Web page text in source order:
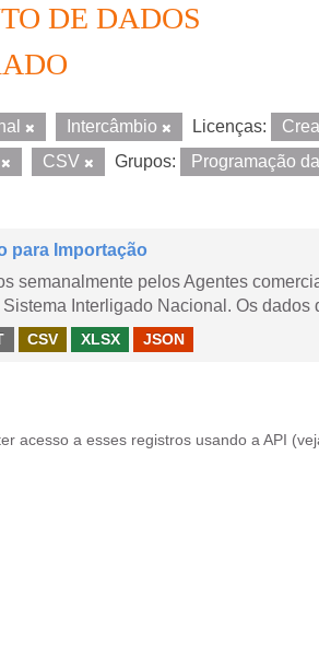
DE DADOS
Intercâmbio Licenças:
CSV Grupos: Programação
para Importação
semanalmente pelos Agentes
Interligado Nacional. Os dados
CSV XLSX JSON
acesso a esses registros usando aAPI